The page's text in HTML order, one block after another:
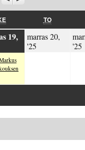
KESKIVIIKKOTOTORSTAI
19,
marras 20,
'25 20.11.2025
'25